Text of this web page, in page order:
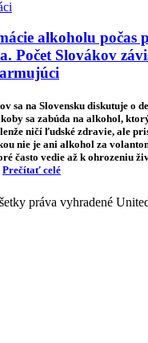
alkoholu počas
Počet Slovákov
sa na Slovensku diskutuje o
sa zabúda na alkohol,
ničí ľudské zdravie, ale
nie je ani alkohol za
často vedie až k ohrozeniu
Prečítať celé
práva vyhradené